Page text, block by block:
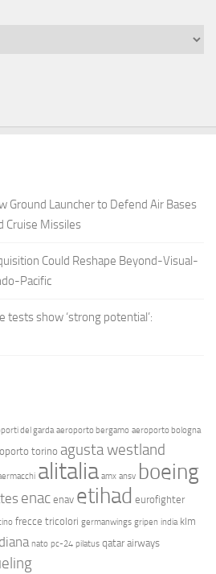
Ground Launcher to Defend Air Bases
Cruise Missiles
Could Reshape Beyond-Visual-
Pacific
tests show ‘strong potential’:
del garda aeroporto bergamo aeroporto bologna
torino agusta westland
alitalia amx ansv boeing
enac enav etihad eurofighter
frecce tricolori germanwings gripen india klm
nato pc-24 pilatus qatar airways